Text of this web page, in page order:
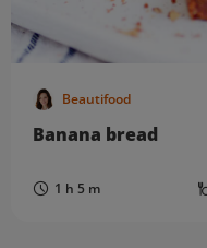
Beautifood
Banana bread
1 h 5 m